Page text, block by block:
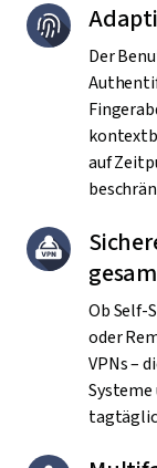
Der
auf
Ob Self-
oder
VPNs –